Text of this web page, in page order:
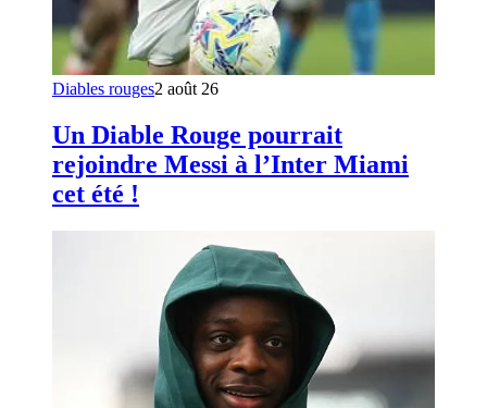
Diables rouges2 août 26
Un Diable Rouge pourrait
rejoindre Messi à l’Inter Miami
cet été !